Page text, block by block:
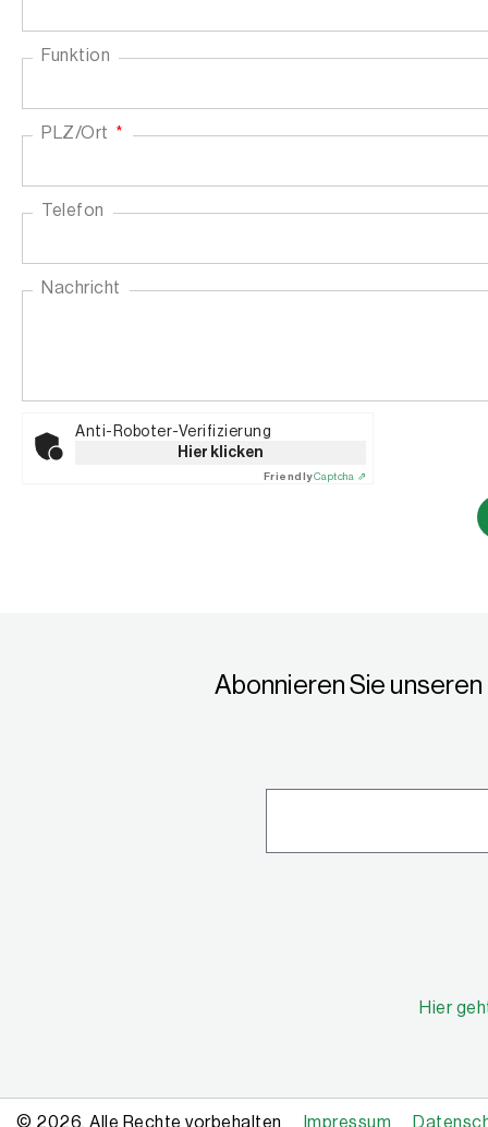
Funktion
PLZ/Ort
Telefon
Nachricht
Anti-Roboter-Verifizierung
Hier klicken
FriendlyCaptcha ⇗
Abonnieren Sie
Hier
© 2026, Alle Rechte vorbehalten Impressum